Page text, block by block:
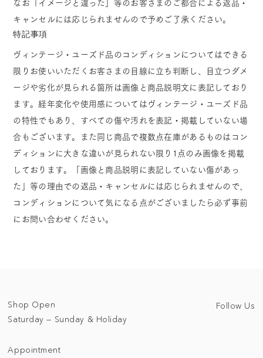
なお「イメージと違った」等のお客さまのご都合による返品・
キャンセルには応じられませんので予めご了承ください。
特記事項
ヴィンテージ・ユーズド品のコンディションについてはできる
限りお使いいただくお客さまの目線に立ち判断し、目立つダメ
ージや劣化が見られる箇所は画像と商品説明文に表記しており
ます。経年変化や使用感についてはヴィンテージ・ユーズド品
の特性でもあり、すべての傷や汚れを表記・掲載していない場
合もございます。また同じ商品で複数点在庫があるものはコン
ディションに大きな違いが見られない限り1点のみ画像を掲載
しております。「画像と商品説明に表記していない傷があっ
た」等の理由での返品・キャンセルには応じられませんので、
コンディションについて気になる点がございましたら必ず事前
にお問い合わせください。
Shop Open
Saturday — Sunday & Holiday
Appointment
Follow Us